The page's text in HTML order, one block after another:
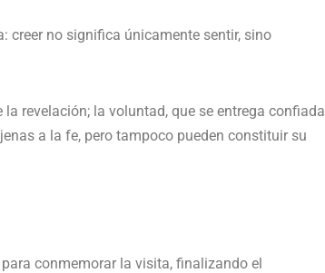
creer no significa únicamente sentir, sino
revelación; la voluntad, que se entrega confiada
a la fe, pero tampoco pueden constituir su
conmemorar la visita, finalizando el